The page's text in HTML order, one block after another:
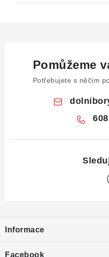
Pomůžeme
Potřebujete s něčím
p
a
Informace
Facebook